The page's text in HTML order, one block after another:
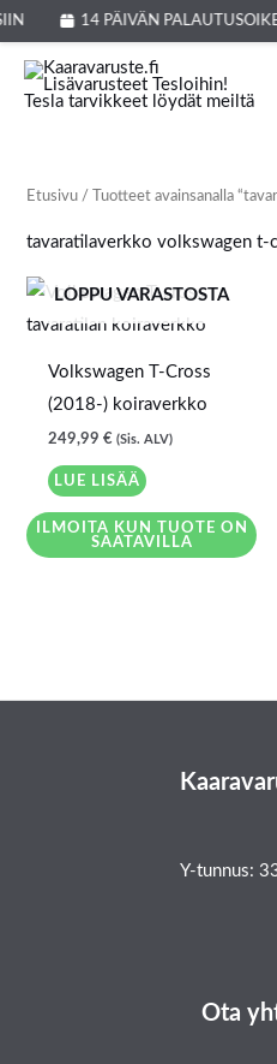
14 PÄIVÄN
Siirry
sisältöön
Etusivu / Tuotteet avainsanalla
tavaratilaverkko volkswagen t-
LOPPU VARASTOSTA
Volkswagen T-Cross
(2018-) koiraverkko
249,99 € (Sis. ALV)
LUE LISÄÄ
ILMOITA KUN TUOTE ON
SAATAVILLA
Y-tunnus:
Ota